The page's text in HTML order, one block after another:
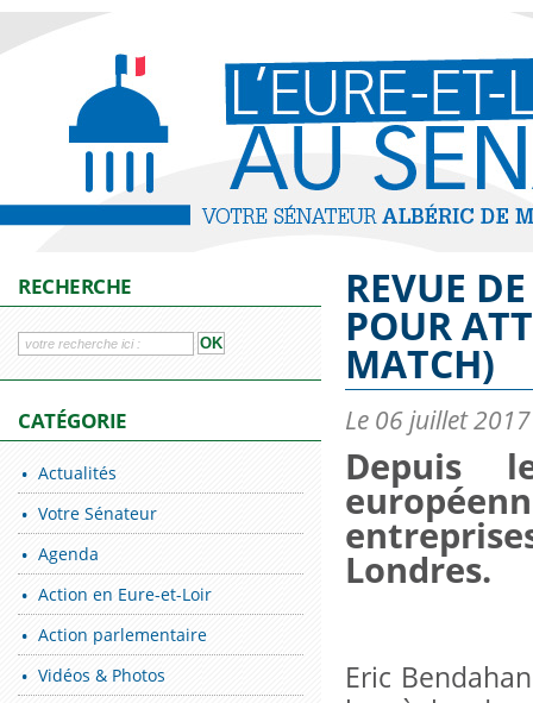
RECHERCHE
CATÉGORIE
Actualités
Votre Sénateur
Agenda
Action en Eure-et-Loir
Action parlementaire
Vidéos & Photos
REVUE
POUR
MATCH)
Le 06 juillet 2017
Depuis
Londres.
Eric